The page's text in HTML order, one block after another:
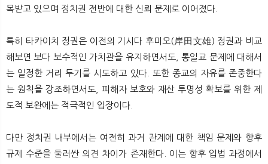
목받고 있으며 정치권 전반에 대한 신뢰 문제로 이어졌다.
특히 타카이치 정권은 이전의 기시다 후미오(岸田文雄) 정권과 비교
해보면 보다 보수적인 가치관을 유지하면서도, 통일교 문제에 대해서
는 일정한 거리 두기를 시도하고 있다. 또한 종교의 자유를 존중한다
는 원칙을 강조하면서도, 피해자 보호와 재산 투명성 확보를 위한 제
도적 보완에는 적극적인 입장이다.
다만 정치권 내부에서는 여전히 과거 관계에 대한 책임 문제와 향후
규제 수준을 둘러싼 의견 차이가 존재한다. 이는 향후 입법 과정에서